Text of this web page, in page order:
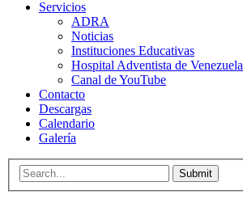
Servicios
ADRA
Noticias
Instituciones Educativas
Hospital Adventista de Venezuela
Canal de YouTube
Contacto
Descargas
Calendario
Galería
Submit